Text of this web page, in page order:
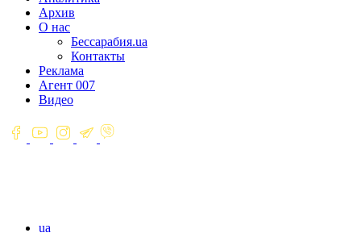
Архив
О нас
Бессарабия.ua
Контакты
Реклама
Агент 007
Видео
ua